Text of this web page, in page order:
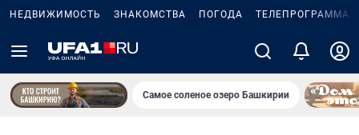
НЕДВИЖИМОСТЬ ЗНАКОМСТВА ПОГОДА ТЕЛЕПРОГРАММА
Самое соленое озеро Башкирии